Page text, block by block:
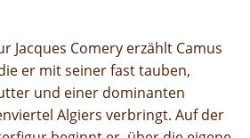
Jacques Comery erzählt Camus
er mit seiner fast tauben,
und einer dominanten
Algiers verbringt. Auf der